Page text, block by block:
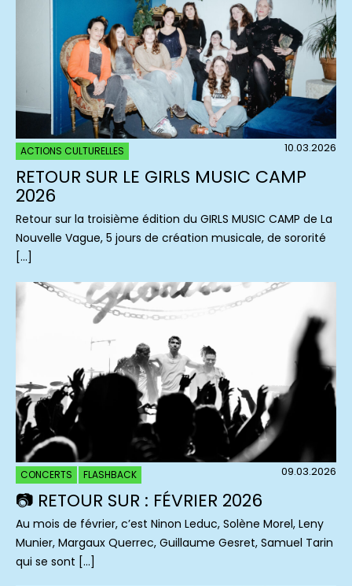
ACTIONS CULTURELLES 10.03.2026
RETOUR SUR LE GIRLS MUSIC CAMP
2026
Retour sur la troisième édition du GIRLS MUSIC CAMP de La
Nouvelle Vague, 5 jours de création musicale, de sororité
[…]
CONCERTS FLASHBACK 09.03.2026
📷 RETOUR SUR : FÉVRIER 2026
Au mois de février, c’est Ninon Leduc, Solène Morel, Leny
Munier, Margaux Querrec, Guillaume Gesret, Samuel Tarin
qui se sont […]